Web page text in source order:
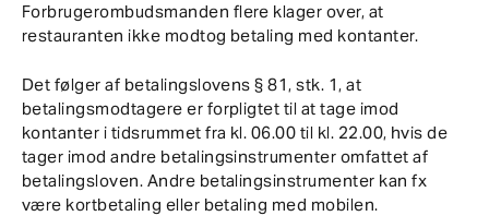
Forbrugerombudsmanden flere klager over, at
restauranten ikke modtog betaling med kontanter.
Det følger af betalingslovens § 81, stk. 1, at
betalingsmodtagere er forpligtet til at tage imod
kontanter i tidsrummet fra kl. 06.00 til kl. 22.00, hvis de
tager imod andre betalingsinstrumenter omfattet af
betalingsloven. Andre betalingsinstrumenter kan fx
være kortbetaling eller betaling med mobilen.